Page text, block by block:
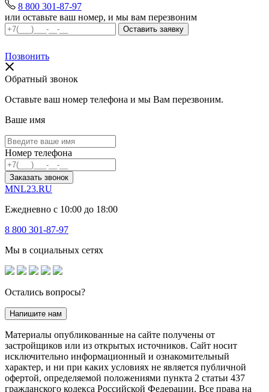
8 800 301-87-97
или оставьте ваш номер, и мы вам перезвоним
Позвонить
Обратный звонок
Оставьте ваш номер телефона и мы Вам перезвоним.
Ваше имя
Номер телефона
Заказать звонок
MNL23.RU
Ежедневно с 10:00 до 18:00
8 800 301-87-97
Мы в социальных сетях
Остались вопросы?
Напишите нам
Материалы опубликованные на сайте получены от
застройщиков или из открытых источников. Сайт носит
исключительно информационный и ознакомительный
характер, и ни при каких условиях не является публичной
офертой, определяемой положениями пункта 2 статьи 437
гражданского кодекса Российской Федерации. Все права на